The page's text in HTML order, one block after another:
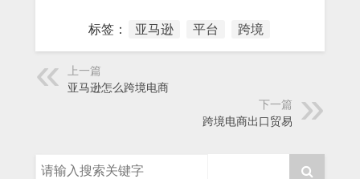
标签： 亚马逊 平台 跨境
上一篇
亚马逊怎么跨境电商
下一篇
跨境电商出口贸易